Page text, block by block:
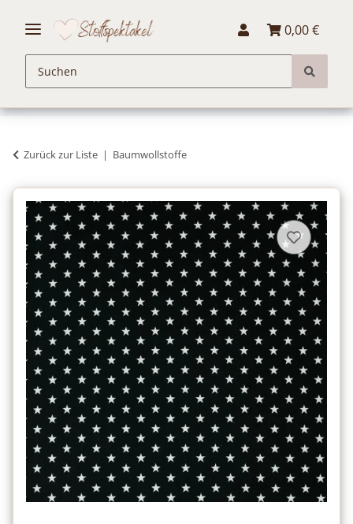
0,00 €
Zurück zur Liste Baumwollstoffe